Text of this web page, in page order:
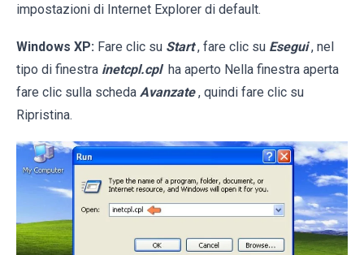
impostazioni di Internet Explorer di default.
Windows XP: Fare clic su Start , fare clic su Esegui , nel
tipo di finestra inetcpl.cpl ha aperto Nella finestra aperta
fare clic sulla scheda Avanzate , quindi fare clic su
Ripristina.